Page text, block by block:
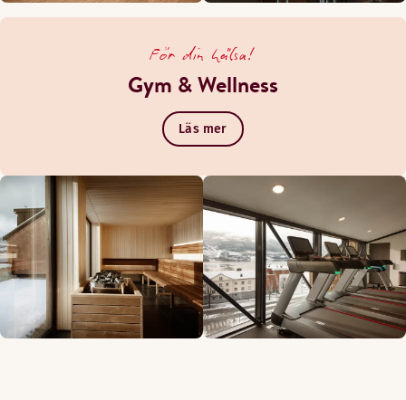
För din hälsa!
Gym & Wellness
Läs mer